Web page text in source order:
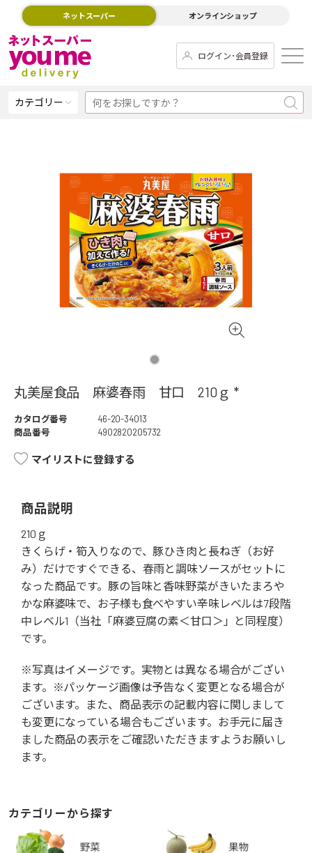
ネットスーパー オンラインショップ
ログイン･会員登録
カテゴリー
丸美屋食品 麻婆春雨 甘口 210ｇ *
カタログ番号
46-20-34013
商品番号
4902820205732
マイリストに登録する
商品説明
210ｇ
きくらげ・筍入りなので、豚ひき肉と長ねぎ（お好
み）だけですぐできる、春雨と調味ソースがセットに
なった商品です。豚の旨味と香味野菜がきいたまろや
かな麻婆味で、お子様も食べやすい辛味レベルは7段階
中レベル1（当社「麻婆豆腐の素＜甘口＞」と同程度）
です。
※写真はイメージです。実物とは異なる場合がござい
ます。※パッケージ画像は予告なく変更となる場合が
ございます。また、商品表示の記載内容に関しまして
も変更になっている場合もございます。お手元に届き
ました商品の表示をご確認いただきますようお願いし
ます。
カテゴリーから探す